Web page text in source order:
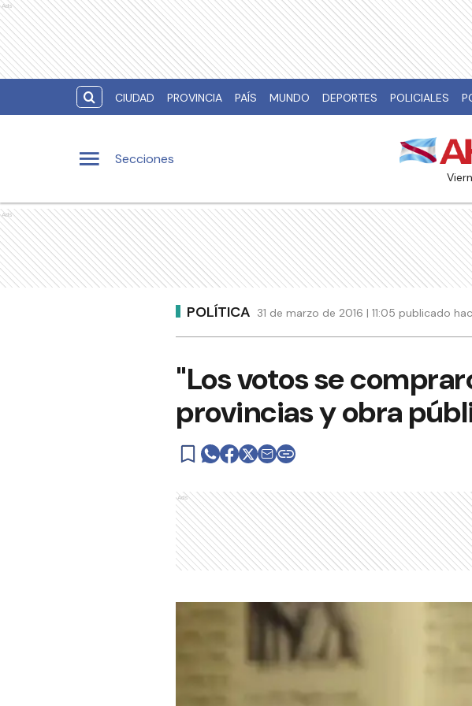
Ads
CIUDAD PROVINCIA PAÍS MUNDO DEPORTES POLICIALES
Secciones
Ads
POLÍTICA 31 de marzo de 2016 | 11:05 publicado
"Los votos se
provincias y obra
Ads